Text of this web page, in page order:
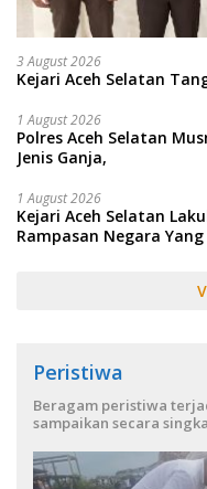
3 August 2026
Kejari Aceh Selatan
1 August 2026
Polres Aceh Selatan
Jenis Ganja,
1 August 2026
Kejari Aceh Selatan
Rampasan Negara
Peristiwa
Beragam peristiwa
sampaikan secara